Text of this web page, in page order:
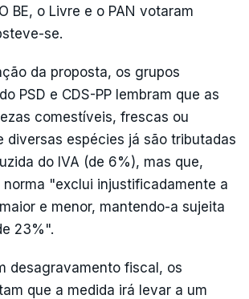
BE, o Livre e o PAN votaram
se.
da proposta, os grupos
PSD e CDS-PP lembram que as
comestíveis, frescas ou
diversas espécies já são tributadas
do IVA (de 6%), mas que,
norma "exclui injustificadamente a
e menor, mantendo-a sujeita
23%".
desagravamento fiscal, os
que a medida irá levar a um